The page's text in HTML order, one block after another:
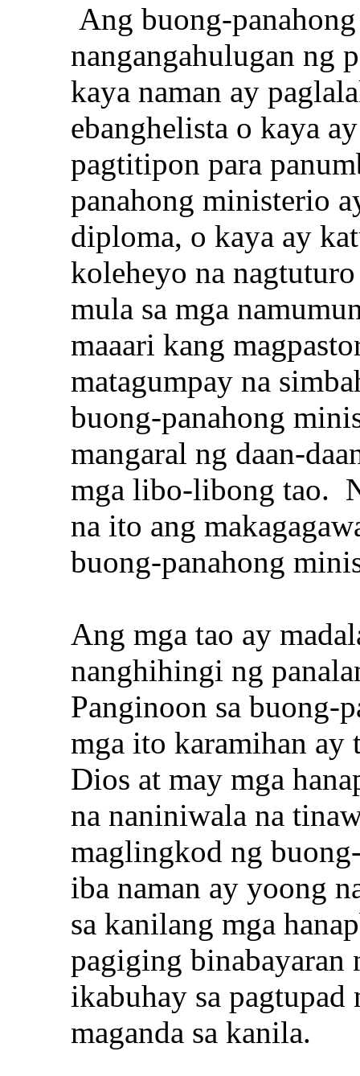
Ang buong-
nangangahulugan ng
kaya naman ay
ebanghelista o kaya
pagtitipon para
panahong ministerio
diploma, o kaya ay
koleheyo na
mula sa mga
maaari kang
matagumpay na
buong-panahong
mangaral ng daan-
mga libo-libong tao.
na ito ang
buong-panahong
Ang mga tao ay
nanghihingi ng
Panginoon sa
mga ito karamihan ay
Dios at may mga
na naniniwala na
maglingkod ng
iba naman ay yoong
sa kanilang mga
pagiging binabayaran
ikabuhay sa
maganda sa kanila.